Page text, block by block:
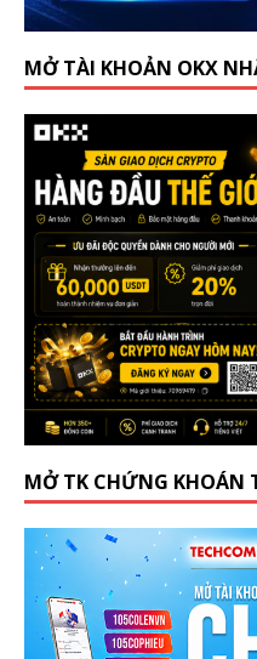
MỞ TÀI KHOẢN OKX
MỞ TK CHỨNG KHOÁN